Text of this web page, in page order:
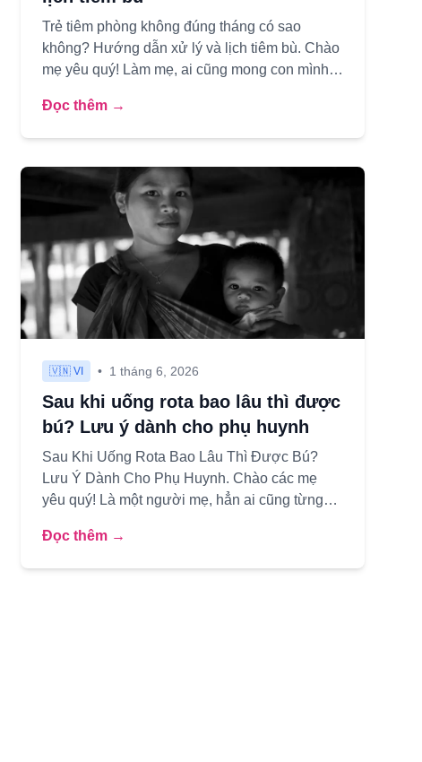
Trẻ tiêm phòng không đúng tháng có sao
không? Hướng dẫn xử lý và lịch tiêm bù. Chào
mẹ yêu quý! Làm mẹ, ai cũng mong con mình
Đọc thêm →
🇻🇳 VI • 1 tháng 6, 2026
Sau khi uống rota bao lâu thì được
bú? Lưu ý dành cho phụ huynh
Sau Khi Uống Rota Bao Lâu Thì Được Bú?
Lưu Ý Dành Cho Phụ Huynh. Chào các mẹ
yêu quý! Là một người mẹ, hẳn ai cũng từng
Đọc thêm →